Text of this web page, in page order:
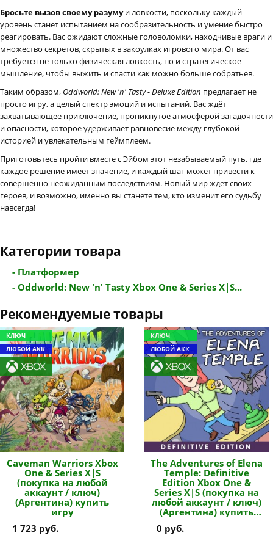
Бросьте вызов своему разумуи ловкости, поскольку каждый
уровень станет испытанием на сообразительность и умение быстро
реагировать. Вас ожидают сложные головоломки, находчивые враги и
множество секретов, скрытых в закоулках игрового мира. От вас
требуется не только физическая ловкость, но и стратегическое
мышление, чтобы выжить и спасти как можно больше собратьев.
Таким образом, Oddworld: New 'n' Tasty - Deluxe Edition предлагает не
просто игру, а целый спектр эмоций и испытаний. Вас ждёт
захватывающее приключение, проникнутое атмосферой загадочности
и опасности, которое удерживает равновесие между глубокой
историей и увлекательным геймплеем.
Приготовьтесь пройти вместе с Эйбом этот незабываемый путь, где
каждое решение имеет значение, и каждый шаг может привести к
совершенно неожиданным последствиям. Новый мир ждет своих
героев, и возможно, именно вы станете тем, кто изменит его судьбу
навсегда!
Категории товара
- Платформер
- Oddworld: New 'n' Tasty Xbox One & Series X|S...
Рекомендуемые товары
КЛЮЧ
ЛЮБОЙ АКК
Caveman Warriors Xbox
One & Series X|S
(покупка на любой
аккаунт / ключ)
(Аргентина) купить
игру
1 723 руб.
КЛЮЧ
ЛЮБОЙ АКК
The Adventures of Elena
Temple: Definitive
Edition Xbox One &
Series X|S (покупка на
любой аккаунт / ключ)
(Аргентина) купить
игру
0 руб.